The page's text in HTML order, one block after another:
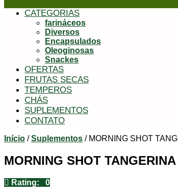
CATEGORIAS
farináceos
Diversos
Encapsulados
Oleoginosas
Snackes
OFERTAS
FRUTAS SECAS
TEMPEROS
CHÁS
SUPLEMENTOS
CONTATO
Início /Suplementos / MORNING SHOT
MORNING SHOT
Rating: 0